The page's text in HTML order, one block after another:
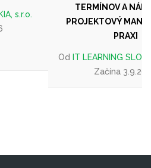
s.r.o.
TERMÍNOV A
PROJEKTOVÝ
PRAXI
Od IT LEARNING
Začína